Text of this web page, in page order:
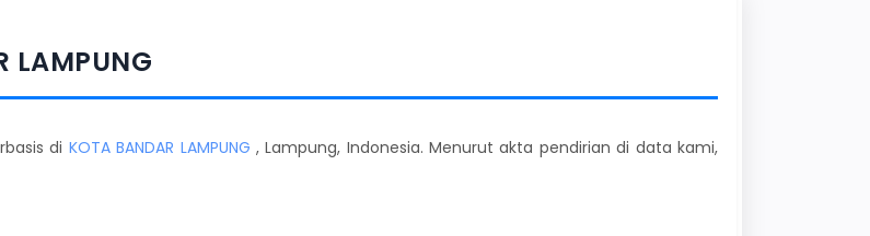
di KOTA BANDAR LAMPUNG , Lampung, Indonesia. Menurut akta pendirian di data kami,